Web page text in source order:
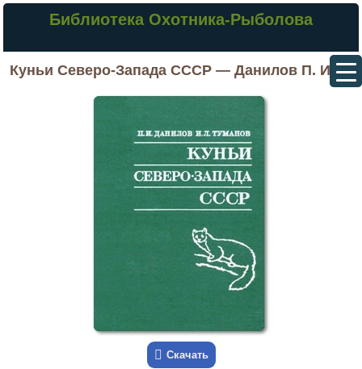
Библиотека Охотника-Рыболова
Куньи Северо-Запада СССР — Данилов П. И.
Скачать